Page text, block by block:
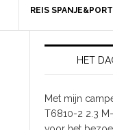
REIS
HET
Met mijn
T6810-2 2.3